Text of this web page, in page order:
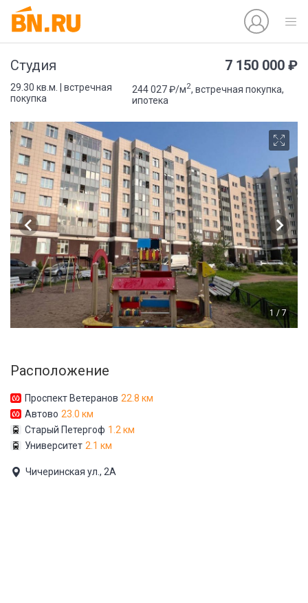
Студия 7 150 000 ₽
29.30 кв.м. | встречная
покупка
244 027 ₽/м2, встречная покупка,
ипотека
1 / 7
Расположение
Проспект Ветеранов 22.8 км
Автово 23.0 км
Старый Петергоф 1.2 км
Университет 2.1 км
Чичеринская ул., 2А